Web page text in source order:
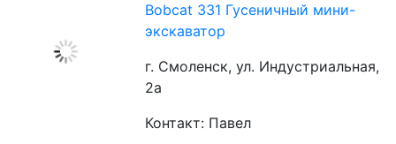
Bobcat 331 Гусеничный мини-
экскаватор
г. Смоленск, ул. Индустриальная,
2а
Контакт: Павел